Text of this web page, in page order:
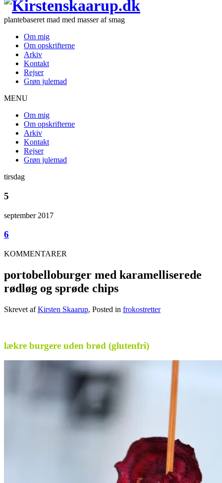
plantebaseret mad med masser af smag
Om mig
Om opskrifterne
Arkiv
Kontakt
Rejser
Grøn julemad
MENU
Om mig
Om opskrifterne
Arkiv
Kontakt
Rejser
Grøn julemad
tirsdag
5
september 2017
6
KOMMENTARER
portobelloburger med karamelliserede
rødløg og sprøde chips
Skrevet afKirsten Skaarup, Posted in frokostretter
lækre burgere uden brød (glutenfri)